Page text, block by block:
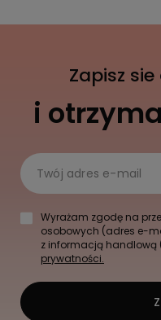
Zapisz
i
Twój adres e-mail
Wyrażam zgodę na
osobowych (adres e-
z informacją handlową
prywatności.